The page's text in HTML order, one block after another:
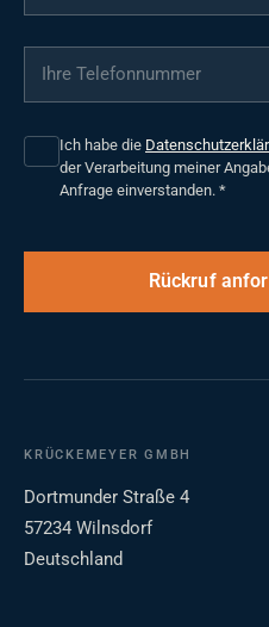
Ihre Telefonnummer
Ich habe die
der Verarbeitung meiner
Anfrage einverstanden. *
Rückruf
KRÜCKEMEYER GMBH
Dortmunder Straße 4
57234 Wilnsdorf
Deutschland